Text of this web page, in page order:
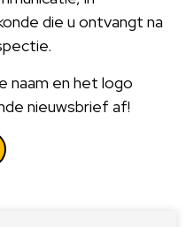
die u ontvangt na
naam en het logo
nieuwsbrief af!